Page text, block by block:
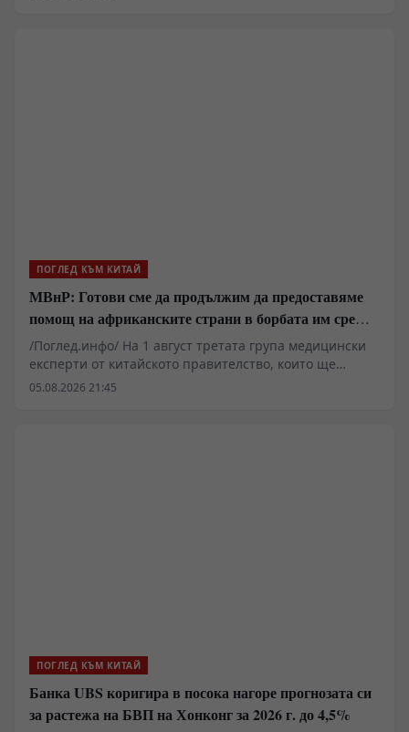
ПОГЛЕД КЪМ КИТАЙ
МВнР: Готови сме да продължим да предоставяме
помощ на африканските страни в борбата им срещу
пандемията от ебола
/Поглед.инфо/ На 1 август третата група медицински
експерти от китайското правителство, които ще
помогнат на Демократична република Конго в
05.08.2026 21:45
ПОГЛЕД КЪМ КИТАЙ
Банка UBS коригира в посока нагоре прогнозата си
за растежа на БВП на Хонконг за 2026 г. до 4,5%